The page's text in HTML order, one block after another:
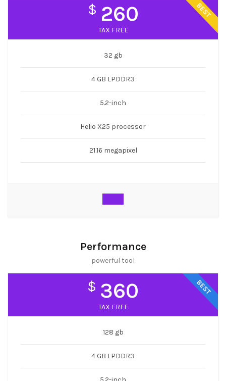
BEST
$ 260
TAX FREE
32 gb
4 GB LPDDR3
5.2-inch
Helio X25 processor
21.16 megapixel
Performance
powerful tool
BEST
$ 360
TAX FREE
128 gb
4 GB LPDDR3